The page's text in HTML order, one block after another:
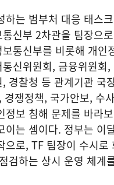
하는 범부처 대응 태스
신부 2차관을 팀장으
통신부를 비롯해 개인
신위원회, 금융위원회
경찰청 등 관계기관 국
경쟁정책, 국가안보, 수
정보 침해 문제를 바라
이는 셈이다. 정부는 이
으로, TF 팀장이 수시로
검하는 상시 운영 체계